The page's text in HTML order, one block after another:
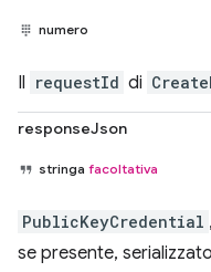
numero
Il requestId di
responseJson
stringa facoltativa
PublicKeyCredential
se presente,